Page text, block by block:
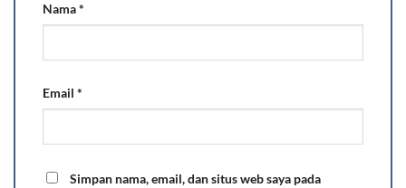
Nama*
Email *
Simpan nama, email, dan situs web saya pada